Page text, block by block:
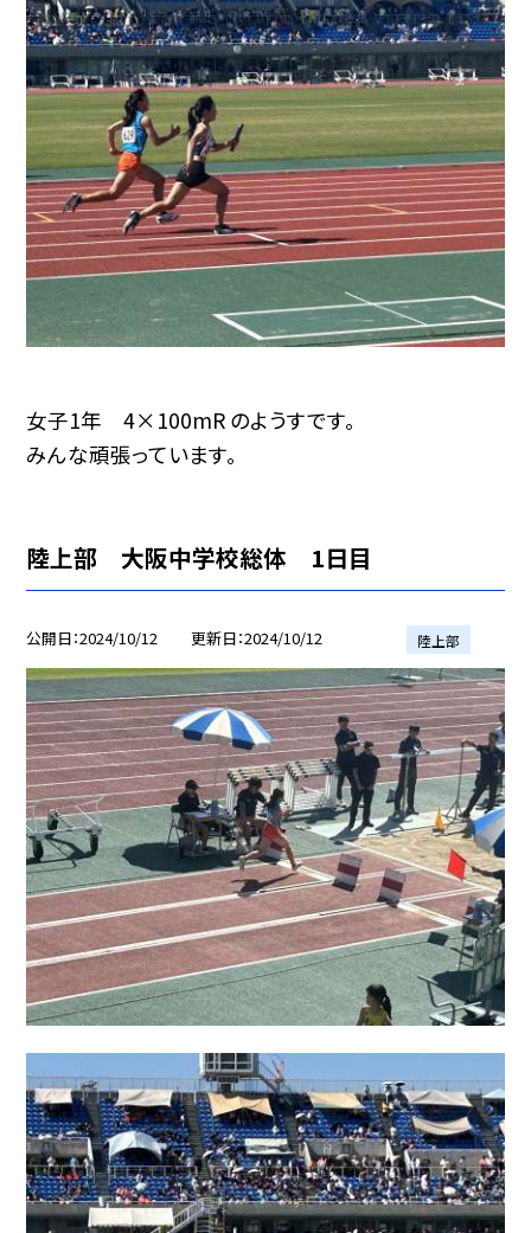
女子1年 4×100mR のようすです。
みんな頑張っています。
陸上部 大阪中学校総体 1日目
公開日 2024/10/12 更新日 2024/10/12 陸上部